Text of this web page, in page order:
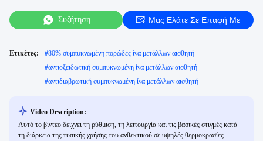
Συζήτηση Μας Ελάτε Σε Επαφή Με
Ετικέτες: #80% συμπυκνωμένη πορώδες ίνα μετάλλων αισθητή
#αντιοξειδωτική συμπυκνωμένη ίνα μετάλλων αισθητή
#αντιδιαβρωτική συμπυκνωμένη ίνα μετάλλων αισθητή
Video Description:
Αυτό το βίντεο δείχνει τη ρύθμιση, τη λειτουργία και τις βασικές στιγμές κατά
τη διάρκεια της τυπικής χρήσης του ανθεκτικού σε υψηλές θερμοκρασίες